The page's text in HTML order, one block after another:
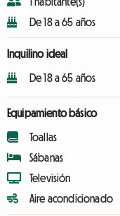
De 18 a 65 años
Inquilino ideal
De 18 a 65 años
Equipamiento básico
Toallas
Sábanas
Televisión
Aire acondicionado